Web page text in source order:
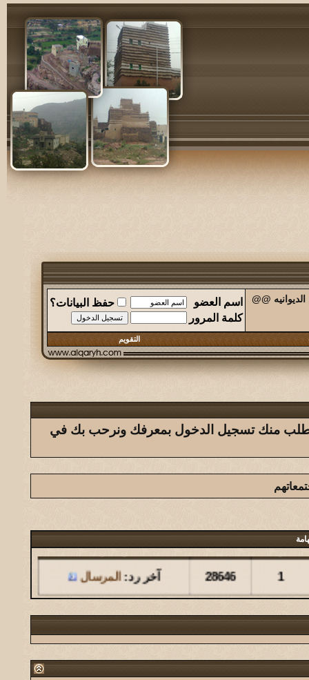
@@ اسم العضو
حفظ البيانات؟
كلمة المرور
التقويم
يتطلب منك تسجيل الدخول بمعرفك ونرحب بك في
مشاركات المشاهدات آخر مشاركة
1
28646 آخر رد:المرسال
126
146156 آخر رد:المشرقي